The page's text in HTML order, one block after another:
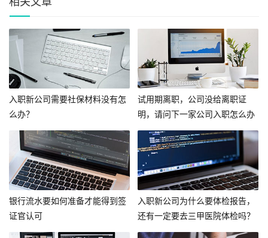
入职新公司需要社保材料没有怎
么办？
试用期离职，公司没给离职证
明，请问下一家公司入职怎么办
呢？
银行流水要如何准备才能得到签
证官认可
入职新公司为什么要体检报告，
还有一定要去三甲医院体检吗？